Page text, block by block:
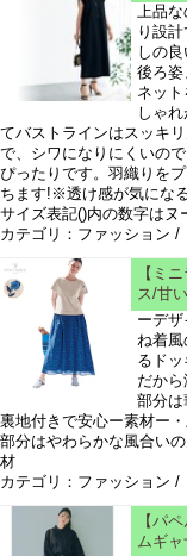
上品
り設
しの
後ろ姿
ネッ
しゃ
てバストラインはスッキ
で、シワになりにくいの
ぴったりです。羽織りを
ちます!※透け感が気にな
サイズ表記()内の数字はヌ
カテゴリ：ファッション /
【ミ
ス/甘
ーデ
ね着風
るド
だか
部分は
裏地付きで安心ー素材ー
部分はやわらかな風合い
材
カテゴリ：ファッション /
【パ
ムギ